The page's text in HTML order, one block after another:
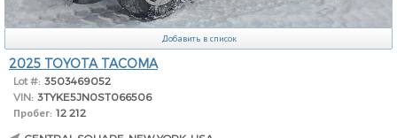
Добавить в список
2025 TOYOTA TACOMA
Lot #: 3503469052
VIN: 3TYKE5JN0ST066506
Пробег: 12 212